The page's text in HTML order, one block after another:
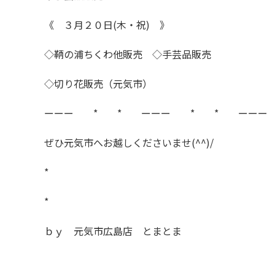
《 ３月２０日(木・祝) 》
◇鞆の浦ちくわ他販売 ◇手芸品販売
◇切り花販売（元気市）
ーーー * * ーーー * * ーー
ぜひ元気市へお越しくださいませ(^^)/
*
*
ｂｙ 元気市広島店 とまとま